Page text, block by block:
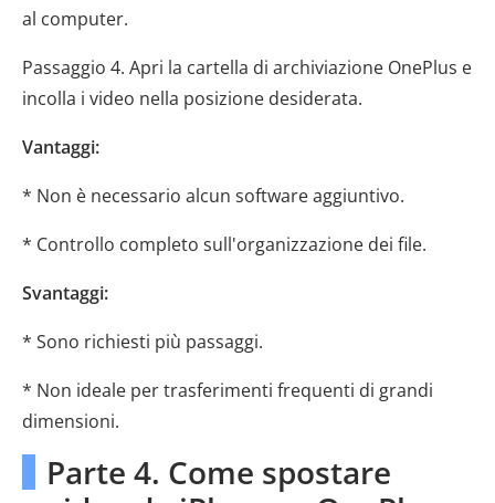
al computer.
Passaggio 4. Apri la cartella di archiviazione OnePlus e
incolla i video nella posizione desiderata.
Vantaggi:
* Non è necessario alcun software aggiuntivo.
* Controllo completo sull'organizzazione dei file.
Svantaggi:
* Sono richiesti più passaggi.
* Non ideale per trasferimenti frequenti di grandi
dimensioni.
Parte 4. Come spostare